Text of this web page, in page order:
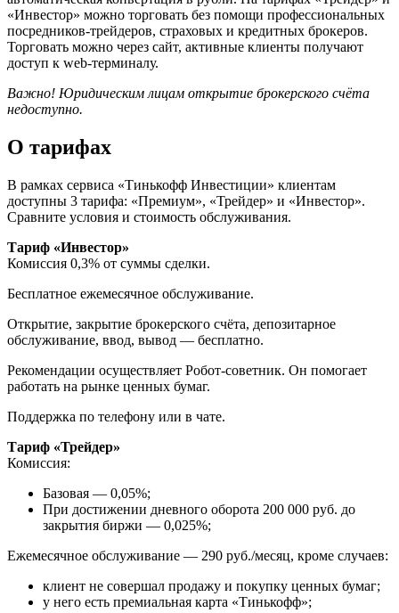
«Инвестор» можно торговать без помощи профессиональных
посредников-трейдеров, страховых и кредитных брокеров.
Торговать можно через сайт, активные клиенты получают
доступ к web-терминалу.
Важно! Юридическим лицам открытие брокерского счёта
недоступно.
О тарифах
В рамках сервиса «Тинькофф Инвестиции» клиентам
доступны 3 тарифа: «Премиум», «Трейдер» и «Инвестор».
Сравните условия и стоимость обслуживания.
Тариф «Инвестор»
Комиссия 0,3% от суммы сделки.
Бесплатное ежемесячное обслуживание.
Открытие, закрытие брокерского счёта, депозитарное
обслуживание, ввод, вывод — бесплатно.
Рекомендации осуществляет Робот-советник. Он помогает
работать на рынке ценных бумаг.
Поддержка по телефону или в чате.
Тариф «Трейдер»
Комиссия:
Базовая — 0,05%;
При достижении дневного оборота 200 000 руб. до
закрытия биржи — 0,025%;
Ежемесячное обслуживание — 290 руб./месяц, кроме случаев:
клиент не совершал продажу и покупку ценных бумаг;
у него есть премиальная карта «Тинькофф»;